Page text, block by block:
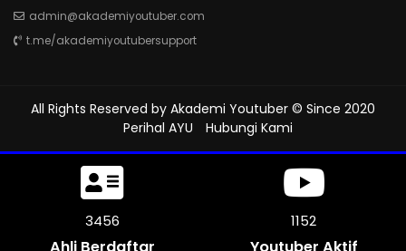
admin@akademiyoutuber.com
t.me/akademiyoutubersupport
All Rights Reserved by Akademi Youtuber © Since 2020
Perihal AYU
Hubungi Kami
3858
Ahli Berdaftar
1285
Youtuber Aktif